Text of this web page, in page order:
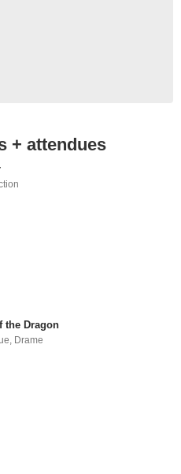
+ attendues
the Dragon
, Drame